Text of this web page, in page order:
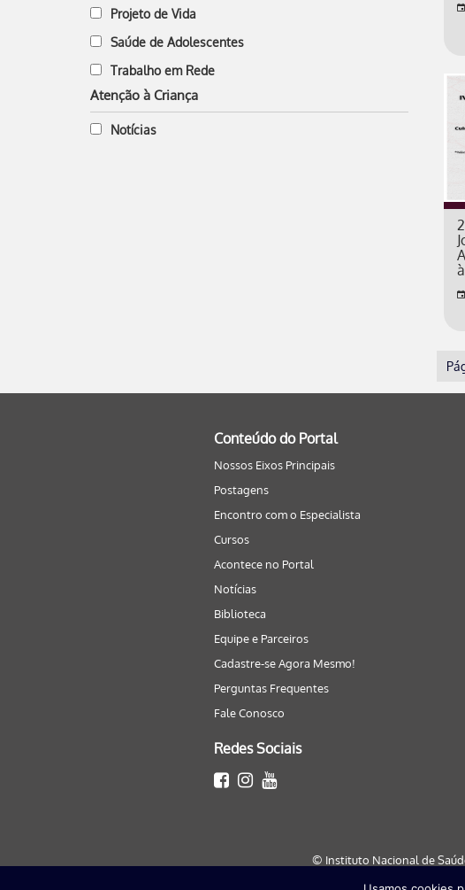
Projeto de Vida
Saúde de Adolescentes
Trabalho em Rede
Atenção à Criança
Notícias
Conteúdo do Portal
Nossos Eixos Principais
Postagens
Encontro com o Especialista
Cursos
Acontece no Portal
Notícias
Biblioteca
Equipe e Parceiros
Cadastre-se Agora Mesmo!
Perguntas Frequentes
Fale Conosco
Redes Sociais
© Instituto Nacional de